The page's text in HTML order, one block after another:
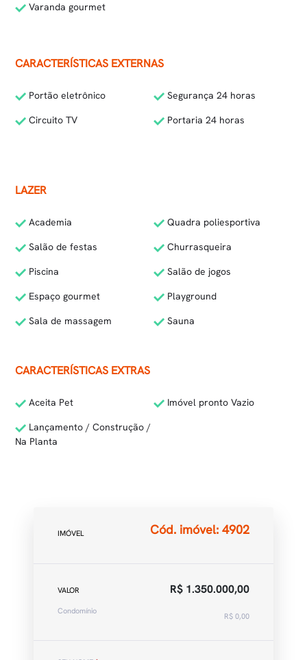
Varanda gourmet
CARACTERÍSTICAS EXTERNAS
Portão eletrônico
Segurança 24 horas
Circuito TV
Portaria 24 horas
LAZER
Academia
Quadra poliesportiva
Salão de festas
Churrasqueira
Piscina
Salão de jogos
Espaço gourmet
Playground
Sala de massagem
Sauna
CARACTERÍSTICAS EXTRAS
Aceita Pet
Imóvel pronto Vazio
Lançamento / Construção /
Na Planta
IMÓVEL Cód. imóvel: 4902
VALOR R$ 1.350.000,00
Condomínio
R$ 0,00